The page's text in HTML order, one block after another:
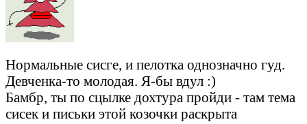
Нормальные сисге, и пелотка однозначно гуд.
Девченка-то молодая. Я-бы вдул :)
Бамбр, ты по сцылке дохтура пройди - там тема
сисек и письки этой козочки раскрыта